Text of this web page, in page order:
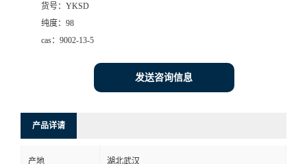
货号： YKSD
纯度： 98
cas： 9002-13-5
发送咨询信息
产品详请
产地 湖北武汉